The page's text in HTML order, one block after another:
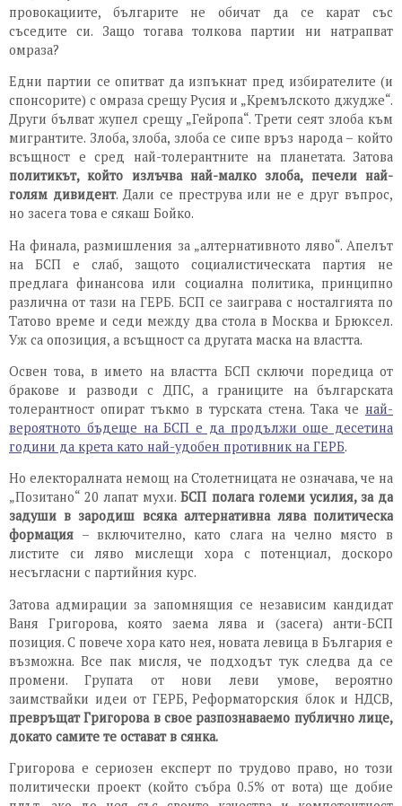
провокациите, българите не обичат да се карат със
съседите си. Защо тогава толкова партии ни натрапват
омраза?
Едни партии се опитват да изпъкнат пред избирателите (и
спонсорите) с омраза срещу Русия и „Кремълското джудже“.
Други бълват жупел срещу „Гейропа“. Трети сеят злоба към
мигрантите. Злоба, злоба, злоба се сипе връз народа – който
всъщност е сред най-толерантните на планетата. Затова
политикът, който излъчва най-малко злоба, печели най-
голям дивидент. Дали се преструва или не е друг въпрос,
но засега това е сякаш Бойко.
На финала, размишления за „алтернативното ляво“. Апелът
на БСП е слаб, защото социалистическата партия не
предлага финансова или социална политика, принципно
различна от тази на ГЕРБ. БСП се заиграва с носталгията по
Татово време и седи между два стола в Москва и Брюксел.
Уж са опозиция, а всъщност са другата маска на властта.
Освен това, в името на властта БСП сключи поредица от
бракове и разводи с ДПС, а границите на българската
толерантност опират тъкмо в турската стена. Така че най-
вероятното бъдеще на БСП е да продължи още десетина
години да крета като най-удобен противник на ГЕРБ.
Но електоралната немощ на Столетницата не означава, че на
„Позитано“ 20 лапат мухи.БСП полага големи усилия, за да
задуши в зародиш всяка алтернативна лява политическа
формация – включително, като слага на челно място в
листите си ляво мислещи хора с потенциал, доскоро
несъгласни с партийния курс.
Затова адмирации за запомнящия се независим кандидат
Ваня Григорова, която заема лява и (засега) анти-БСП
позиция. С повече хора като нея, новата левица в България е
възможна. Все пак мисля, че подходът тук следва да се
промени. Групата от нови леви умове, вероятно
заимствайки идеи от ГЕРБ, Реформаторския блок и НДСВ,
превръщат Григорова в свое разпознаваемо публично лице,
докато самите те остават в сянка.
Григорова е сериозен експерт по трудово право, но този
политически проект (който събра 0.5% от вота) ще добие